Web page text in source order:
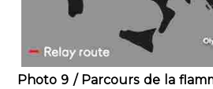
Photo 9 / Parcours de la